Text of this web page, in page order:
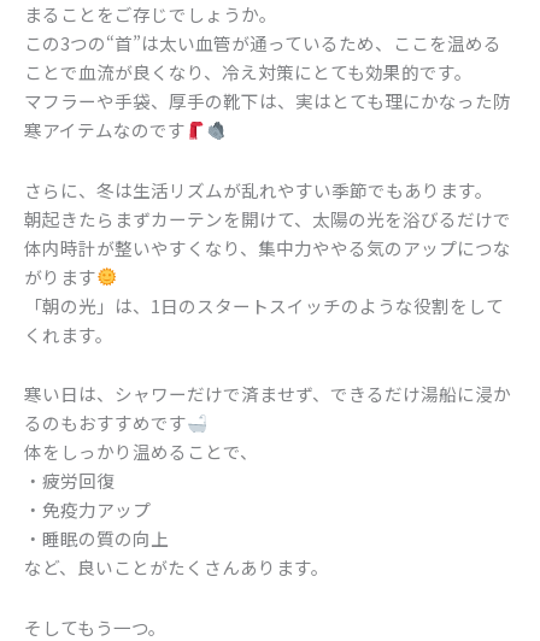
まることをご存じでしょうか。
この3つの“首”は太い血管が通っているため、ここを温める
ことで血流が良くなり、冷え対策にとても効果的です。
マフラーや手袋、厚手の靴下は、実はとても理にかなった防
寒アイテムなのです
さらに、冬は生活リズムが乱れやすい季節でもあります。
朝起きたらまずカーテンを開けて、太陽の光を浴びるだけで
体内時計が整いやすくなり、集中力ややる気のアップにつな
がります
「朝の光」は、1日のスタートスイッチのような役割をして
くれます。
寒い日は、シャワーだけで済ませず、できるだけ湯船に浸か
るのもおすすめです
体をしっかり温めることで、
・疲労回復
・免疫力アップ
・睡眠の質の向上
など、良いことがたくさんあります。
そしてもう一つ。